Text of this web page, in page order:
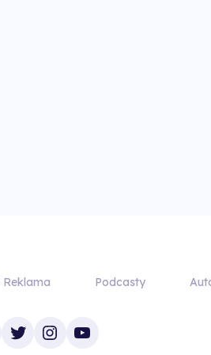
Podcasty
TwitterInstagram
YouTube